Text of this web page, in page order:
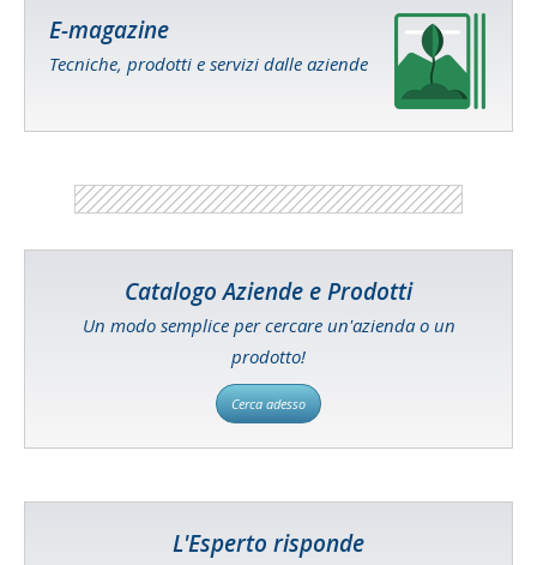
E-magazine
Tecniche, prodotti e servizi dalle aziende
Catalogo Aziende e Prodotti
Un modo semplice per cercare un'azienda o un
prodotto!
Cerca adesso
L'Esperto risponde